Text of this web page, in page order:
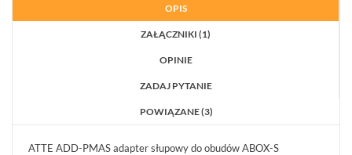
OPIS
ZAŁĄCZNIKI (1)
OPINIE
ZADAJ PYTANIE
POWIĄZANE (3)
ATTE ADD-PMAS adapter słupowy do obudów ABOX-S